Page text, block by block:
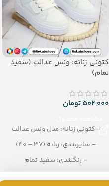
کتونی زنانه: ونس عدالت (سفید
تمام)
502,000تومان
– کتونی زنانه: مدل ونس عدالت
– سایزبندی: زنانه (37 – 40)
– رنگبندی: سفید تمام